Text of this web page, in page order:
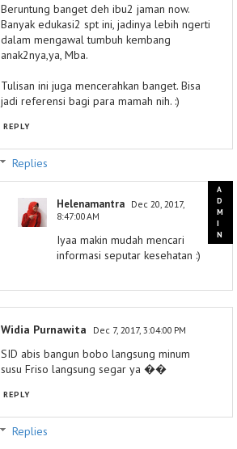
Beruntung banget deh ibu2 jaman now.
Banyak edukasi2 spt ini, jadinya lebih ngerti
dalam mengawal tumbuh kembang
anak2nya,ya, Mba.
Tulisan ini juga mencerahkan banget. Bisa
jadi referensi bagi para mamah nih. :)
REPLY
Replies
Helenamantra Dec 20, 2017,
8:47:00 AM
Iyaa makin mudah mencari
informasi seputar kesehatan :)
Widia Purnawita Dec 7, 2017, 3:04:00 PM
SID abis bangun bobo langsung minum
susu Friso langsung segar ya ��
REPLY
Replies